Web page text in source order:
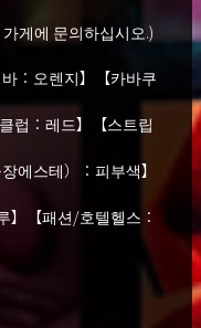
게에 문의하십시오.)
바：오렌지】【카바쿠
럽：레드】【스트립
에스테）：피부색】
】【패션/호텔헬스：